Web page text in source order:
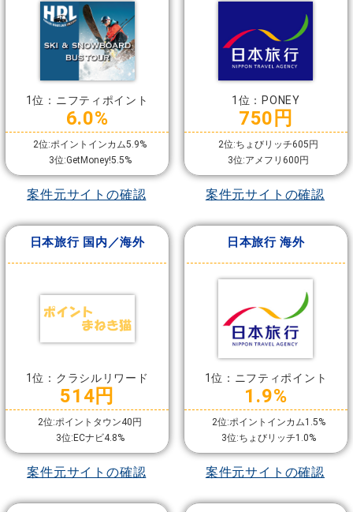
1位：ニフティポイント
6.0%
2位:ポイントインカム5.9%
3位:GetMoney!5.5%
案件元サイトの確認
1位：PONEY
750円
2位:ちょびリッチ605円
3位:アメフリ600円
案件元サイトの確認
日本旅行 国内／海外
1位：クラシルリワード
514円
2位:ポイントタウン40円
3位:ECナビ4.8%
案件元サイトの確認
日本旅行 海外
1位：ニフティポイント
1.9%
2位:ポイントインカム1.5%
3位:ちょびリッチ1.0%
案件元サイトの確認